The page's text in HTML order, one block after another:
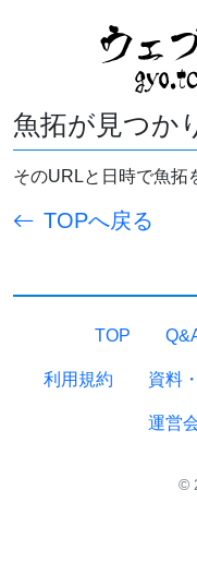
魚拓が見つか
そのURLと日時で魚拓
TOPへ戻る
TOP
利用規約 資料
運営
©